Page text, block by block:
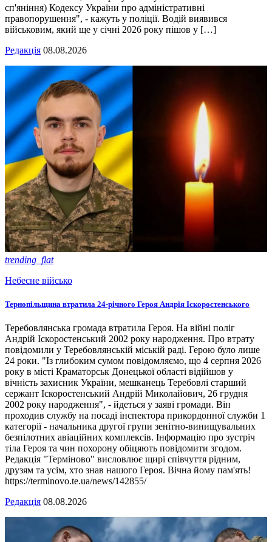
сп'яніння) Кодексу України про адміністративні
правопорушення", - кажуть у поліції. Водій виявився
військовим, який ще у січні 2026 року пішов у […]
Редакція 08.08.2026
trending_flat
Небесне військо
Тернопільщина втратила 24-річного Героя Андрія Іскоростенського
Теребовлянська громада втратила Героя. На війні поліг
Андрій Іскоростенський 2002 року народження. Про втрату
повідомили у Теребовлянській міській раді. Герою було лише
24 роки. "Із глибоким сумом повідомляємо, що 4 серпня 2026
року в місті Краматорськ Донецької області відійшов у
вічність захисник України, мешканець Теребовлі старший
сержант Іскоростенський Андрій Миколайович, 26 грудня
2002 року народження", - йдеться у заяві громади. Він
проходив службу на посаді інспектора прикордонної служби 1
категорії - начальника другої групи зенітно-винищувальних
безпілотних авіаційних комплексів. Інформацію про зустріч
тіла Героя та чин похорону обіцяють повідомити згодом.
Редакція "Терміново" висловлює щирі співчуття рідним,
друзям та усім, хто знав нашого Героя. Вічна йому пам'ять!
https://terminovo.te.ua/news/142855/
Редакція 08.08.2026